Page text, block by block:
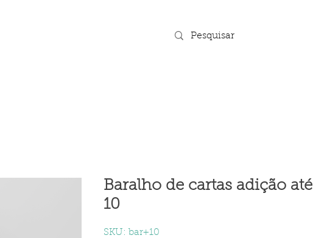
Baralho de cartas adição até
10
SKU: bar+10